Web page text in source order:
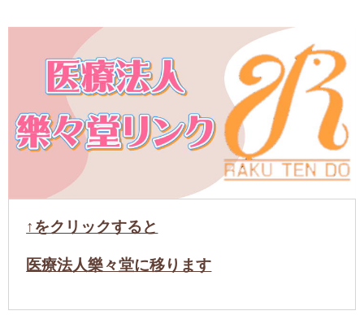
↑をクリックすると
医療法人樂々堂に移ります